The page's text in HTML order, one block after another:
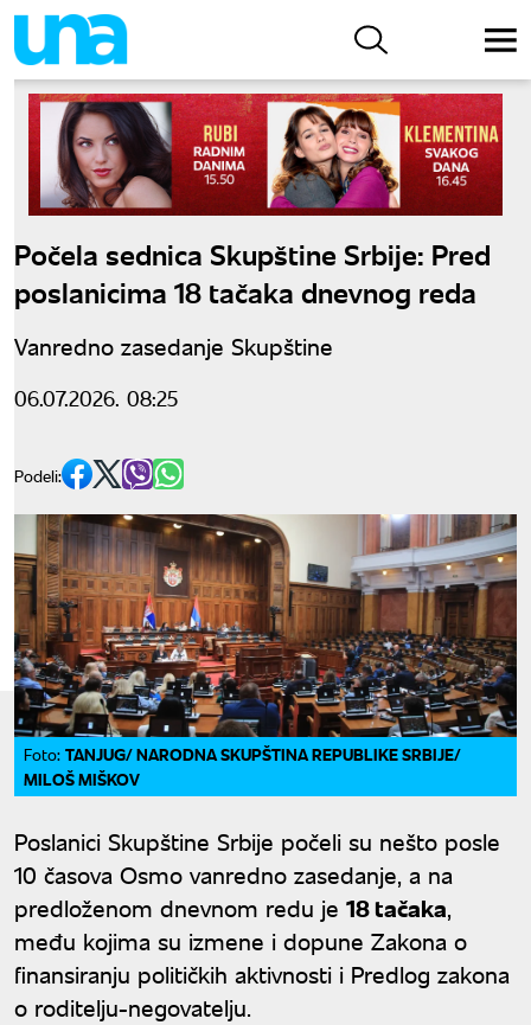
Počela sednica Skupštine Srbije: Pred
poslanicima 18 tačaka dnevnog reda
Vanredno zasedanje Skupštine
06.07.2026. 08:25
Podeli:
Foto: TANJUG/ NARODNA SKUPŠTINA REPUBLIKE SRBIJE/
MILOŠ MIŠKOV
Poslanici Skupštine Srbije počeli su nešto posle
10 časova Osmo vanredno zasedanje, a na
predloženom dnevnom redu je 18 tačaka,
među kojima su izmene i dopune Zakona o
finansiranju političkih aktivnosti i Predlog zakona
o roditelju-negovatelju.